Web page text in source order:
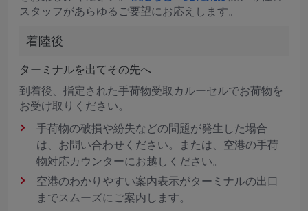
スタッフがあらゆるご要望にお応えします。
着陸後
ターミナルを出てその先へ
到着後、指定された手荷物受取カルーセルでお荷物を
お受け取りください。
手荷物の破損や紛失などの問題が発生した場合
は、お問い合わせください。または、空港の手荷
物対応カウンターにお越しください。
空港のわかりやすい案内表示がターミナルの出口
までスムーズにご案内します。